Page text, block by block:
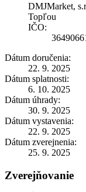
DMJMarket,
Topľou
IČO:
Dátum doručenia:
22. 9. 2025
Dátum splatnosti:
6. 10. 2025
Dátum úhrady:
30. 9. 2025
Dátum vystavenia:
22. 9. 2025
Dátum zverejnenia:
25. 9. 2025
Zverejňovanie